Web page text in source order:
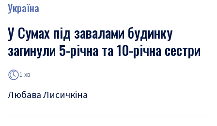
Україна
У Сумах під завалами будинку
загинули 5-річна та 10-річна сестри
1 хв
Любава Лисичкіна